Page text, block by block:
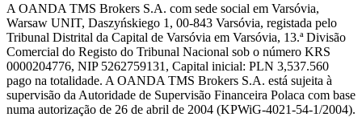
A OANDA TMS Brokers S.A. com sede social em Varsóvia,
Warsaw UNIT, Daszyńskiego 1, 00-843 Varsóvia, registada pelo
Tribunal Distrital da Capital de Varsóvia em Varsóvia, 13.ª Divisão
Comercial do Registo do Tribunal Nacional sob o número KRS
0000204776, NIP 5262759131, Capital inicial: PLN 3,537.560
pago na totalidade. A OANDA TMS Brokers S.A. está sujeita à
supervisão da Autoridade de Supervisão Financeira Polaca com base
numa autorização de 26 de abril de 2004 (KPWiG-4021-54-1/2004).